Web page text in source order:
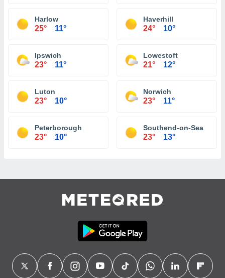
Harlow
25° 11°
Haverhill
24° 10°
Ipswich
23° 11°
Lowestoft
21° 12°
Luton
23° 10°
Norwich
23° 11°
Peterborough
23° 10°
Southend-on-Sea
23° 13°